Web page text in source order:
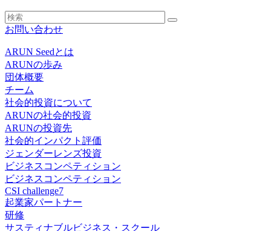
お問い合わせ
ARUN Seedとは
ARUNの歩み
団体概要
チーム
社会的投資について
ARUNの社会的投資
ARUNの投資先
社会的インパクト評価
ジェンダーレンズ投資
ビジネスコンペティション
ビジネスコンペティション
CSI challenge7
起業家パートナー
研修
サスティナブルビジネス・スクール